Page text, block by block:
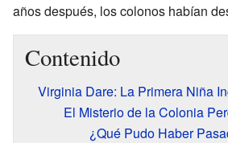
años después, los colonos habían
Contenido
Virginia Dare: La Primera Niña
El Misterio de la Colonia
¿Qué Pudo Haber